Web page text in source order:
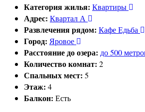
Категория жилья: Квартиры
Адрес: Квартал А
Развлечения рядом: Кафе Едьба
Город: Яровое
Расстояние до озера: до 500
Количество комнат: 2
Спальных мест: 5
Этаж: 4
Балкон: Есть